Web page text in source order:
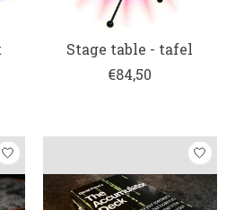
Stage table - tafel
€84,50